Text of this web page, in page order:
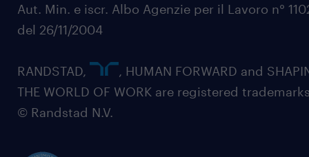
Aut. Min. e iscr. Albo Agenzie per il Lavoro n°
del 26/11/2004
RANDSTAD,
, HUMAN FORWARD and
THE WORLD OF WORK are registered
© Randstad N.V.